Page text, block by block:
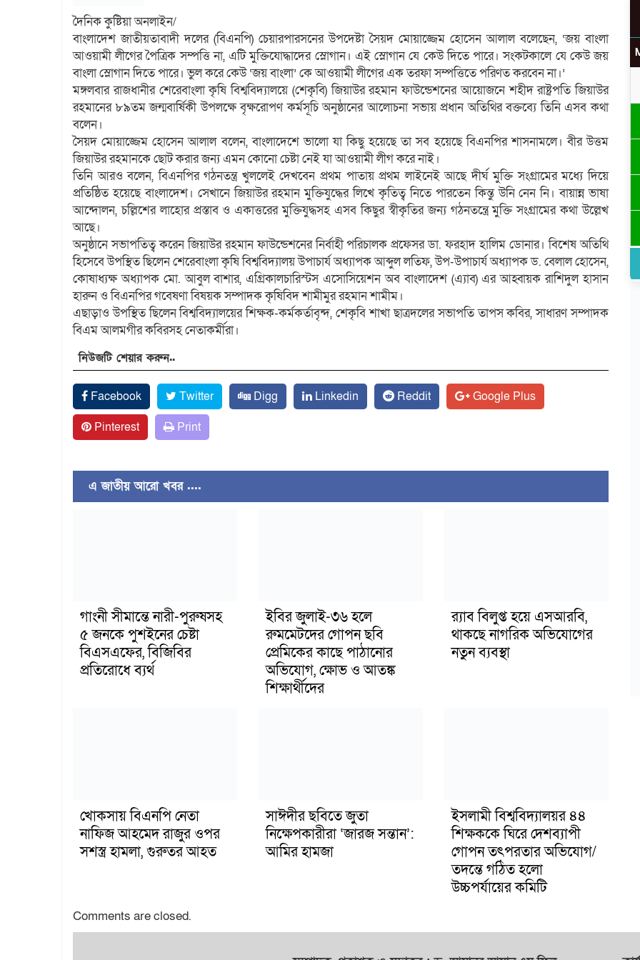
দৈনিক কুষ্টিয়া অনলাইন/
বাংলাদেশ জাতীয়তাবাদী দলের (বিএনপি) চেয়ারপারসনের উপদেষ্টা সৈয়দ মোয়াজ্জেম হোসেন আলাল বলেছেন, ‘জয় বাংলা
আওয়ামী লীগের পৈত্রিক সম্পত্তি না, এটি মুক্তিযোদ্ধাদের স্লোগান। এই স্লোগান যে কেউ দিতে পারে। সংকটকালে যে কেউ জয়
বাংলা স্লোগান দিতে পারে। ভুল করে কেউ ‘জয় বাংলা’ কে আওয়ামী লীগের এক তরফা সম্পত্তিতে পরিণত করবেন না।’
মঙ্গলবার রাজধানীর শেরেবাংলা কৃষি বিশ্ববিদ্যালয়ে (শেকৃবি) জিয়াউর রহমান ফাউন্ডেশনের আয়োজনে শহীদ রাষ্ট্রপতি জিয়াউর
রহমানের ৮৯তম জন্মবার্ষিকী উপলক্ষে বৃক্ষরোপণ কর্মসূচি অনুষ্ঠানের আলোচনা সভায় প্রধান অতিথির বক্তব্যে তিনি এসব কথা
বলেন।
সৈয়দ মোয়াজ্জেম হোসেন আলাল বলেন, বাংলাদেশে ভালো যা কিছু হয়েছে তা সব হয়েছে বিএনপির শাসনামলে। বীর উত্তম
জিয়াউর রহমানকে ছোট করার জন্য এমন কোনো চেষ্টা নেই যা আওয়ামী লীগ করে নাই।
তিনি আরও বলেন, বিএনপির গঠনতন্ত্র খুললেই দেখবেন প্রথম পাতায় প্রথম লাইনেই আছে দীর্ঘ মুক্তি সংগ্রামের মধ্যে দিয়ে
প্রতিষ্ঠিত হয়েছে বাংলাদেশ। সেখানে জিয়াউর রহমান মুক্তিযুদ্ধের লিখে কৃতিত্ব নিতে পারতেন কিন্তু উনি নেন নি। বায়ান্ন ভাষা
আন্দোলন, চল্লিশের লাহোর প্রস্তাব ও একাত্তরের মুক্তিযুদ্ধসহ এসব কিছুর স্বীকৃতির জন্য গঠনতন্ত্রে মুক্তি সংগ্রামের কথা উল্লেখ
আছে।
অনুষ্ঠানে সভাপতিত্ব করেন জিয়াউর রহমান ফাউন্ডেশনের নির্বাহী পরিচালক প্রফেসর ডা. ফরহাদ হালিম ডোনার। বিশেষ অতিথি
হিসেবে উপস্থিত ছিলেন শেরেবাংলা কৃষি বিশ্ববিদ্যালয় উপাচার্য অধ্যাপক আব্দুল লতিফ, উপ-উপাচার্য অধ্যাপক ড. বেলাল হোসেন,
কোষাধ্যক্ষ অধ্যাপক মো. আবুল বাশার, এগ্রিকালচারিস্টস এসোসিয়েশন অব বাংলাদেশ (এ্যাব) এর আহ্বায়ক রাশিদুল হাসান
হারুন ও বিএনপির গবেষণা বিষয়ক সম্পাদক কৃষিবিদ শামীমুর রহমান শামীম।
এছাড়াও উপস্থিত ছিলেন বিশ্ববিদ্যালয়ের শিক্ষক-কর্মকর্তাবৃন্দ, শেকৃবি শাখা ছাত্রদলের সভাপতি তাপস কবির, সাধারণ সম্পাদক
বিএম আলমগীর কবিরসহ নেতাকর্মীরা।
নিউজটি শেয়ার করুন..
Facebook Twitter Digg Linkedin Reddit
Google Plus
Pinterest
Print
এ জাতীয় আরো খবর ....
গাংনী সীমান্তে নারী-পুরুষসহ
৫ জনকে পুশইনের চেষ্টা
বিএসএফের, বিজিবির
প্রতিরোধে ব্যর্থ
ইবির জুলাই-৩৬ হলে
রুমমেটদের গোপন ছবি
প্রেমিকের কাছে পাঠানোর
অভিযোগ, ক্ষোভ ও আতঙ্ক
শিক্ষার্থীদের
র‍্যাব বিলুপ্ত হয়ে এসআরবি,
থাকছে নাগরিক অভিযোগের
নতুন ব্যবস্থা
খোকসায় বিএনপি নেতা
নাফিজ আহমেদ রাজুর ওপর
সশস্ত্র হামলা, গুরুতর আহত
সাঈদীর ছবিতে জুতা
নিক্ষেপকারীরা ‘জারজ সন্তান’:
আমির হামজা
ইসলামী বিশ্ববিদ্যালয়র ৪৪
শিক্ষককে ঘিরে দেশব্যাপী
গোপন তৎপরতার অভিযোগ/
তদন্তে গঠিত হলো
উচ্চপর্যায়ের কমিটি
Comments are closed.